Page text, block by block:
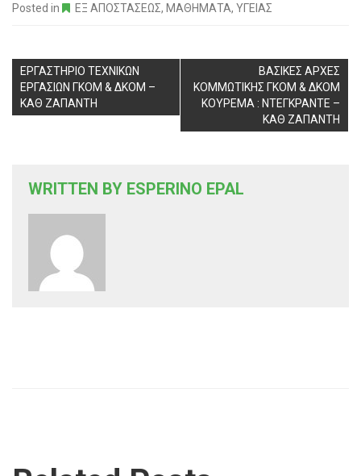
Posted in ΕΞ ΑΠΟΣΤΑΣΕΩΣ, ΜΑΘΗΜΑΤΑ, ΥΓΕΙΑΣ
ΕΡΓΑΣΤΗΡΙΟ ΤΕΧΝΙΚΩΝ
ΕΡΓΑΣΙΩΝ ΓΚΟΜ & ΔΚΟΜ –
ΚΑΘ ΖΑΠΑΝΤΗ
ΒΑΣΙΚΕΣ ΑΡΧΕΣ
ΚΟΜΜΩΤΙΚΗΣ ΓΚΟΜ & ΔΚΟΜ
ΚΟΥΡΕΜΑ : ΝΤΕΓΚΡΑΝΤΕ –
ΚΑΘ ΖΑΠΑΝΤΗ
WRITTEN BY ESPERINO EPAL